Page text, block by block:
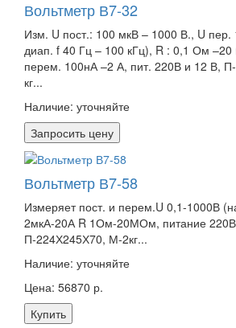
Вольтметр В7-32
Изм. U пост.: 100 мкВ – 1000 В., U
диап. f 40 Гц – 100 кГц), R : 0,1 Ом
перем. 100нА –2 А, пит. 220В и 12 В,
кг...
Наличие: уточняйте
Запросить цену
Вольтметр В7-58
Измеряет пост. и перем.U 0,1-1000В
2мкА-20А R 1Ом-20МОм, питание
П-224Х245Х70, М-2кг...
Наличие: уточняйте
Цена: 56870 р.
Купить